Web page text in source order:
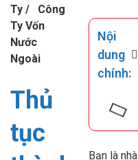
Ty /
Công
Ty Vốn
Nước
Ngoài
Thủ
tục
Nội
dung
chính:
Bạn là nhà